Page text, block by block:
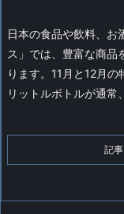
日本の食品や飲料、お
ス」では、豊富な商品
ります。 11月と12月の
リットルボトルが通常
記